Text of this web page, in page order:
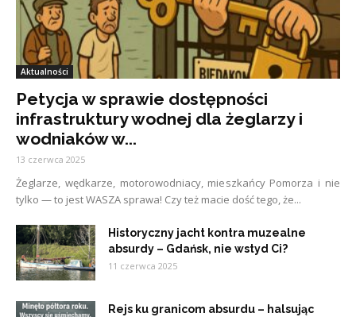
Aktualności
Petycja w sprawie dostępności
infrastruktury wodnej dla żeglarzy i
wodniaków w...
13 czerwca 2025
Żeglarze, wędkarze, motorowodniacy, mieszkańcy Pomorza i nie
tylko — to jest WASZA sprawa! Czy też macie dość tego, że...
Historyczny jacht kontra muzealne
absurdy – Gdańsk, nie wstyd Ci?
11 czerwca 2025
Rejs ku granicom absurdu – halsując